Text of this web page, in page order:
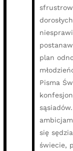
plan
Pisma
się
świecie,